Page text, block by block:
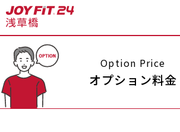
店舗トップ
Option Price
オプション料金